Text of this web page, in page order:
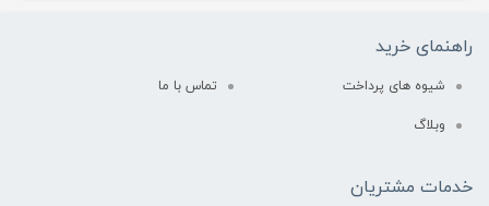
راهنمای خرید
شیوه های پرداخت تماس با ما
وبلاگ
خدمات مشتریان